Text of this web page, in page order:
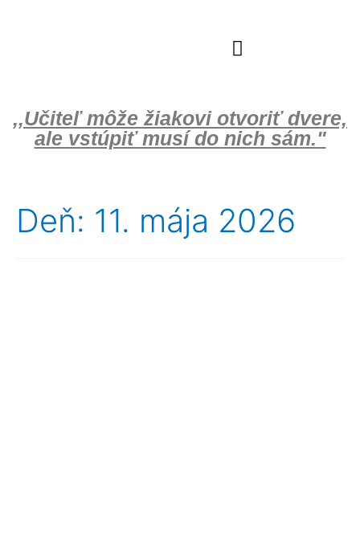
,,Učiteľ môže žiakovi otvoriť dvere,
ale vstúpiť musí do nich sám."
Deň: 11. mája 2026